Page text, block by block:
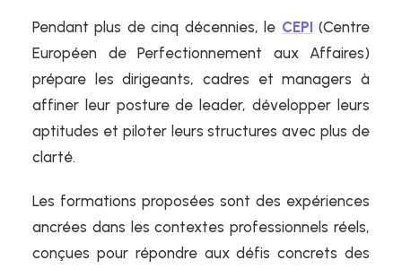
Pendant plus de cinq décennies, le CEPI (Centre
Européen de Perfectionnement aux Affaires)
prépare les dirigeants, cadres et managers à
affiner leur posture de leader, développer leurs
aptitudes et piloter leurs structures avec plus de
clarté.
Les formations proposées sont des expériences
ancrées dans les contextes professionnels réels,
conçues pour répondre aux défis concrets des